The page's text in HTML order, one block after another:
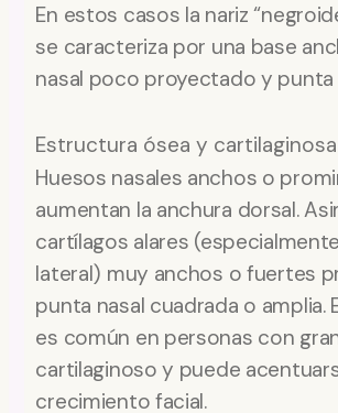
En estos casos la nariz
se caracteriza por una base
nasal poco proyectado y punta
Estructura ósea y
Huesos nasales anchos o
aumentan la anchura dorsal.
cartílagos alares
lateral) muy anchos o fuertes
punta nasal cuadrada o amplia.
es común en personas con
cartilaginoso y puede
crecimiento facial.